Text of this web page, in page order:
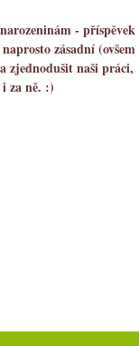
- příspěvek
zásadní (ovšem
zjednodušit naši práci,
za ně. :)